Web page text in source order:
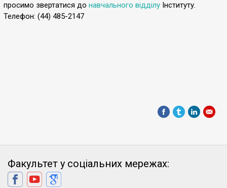
просимо звертатися до навчального відділу Інституту.
Телефон: (44) 485-2147
Факультет у соціальних мережах: